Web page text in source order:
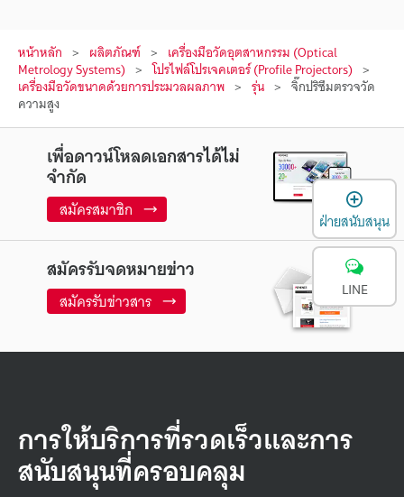
หน้าหลัก ผลิตภัณฑ์ เครื่องมือวัดอุตสาหกรรม (Optical
Metrology Systems) โปรไฟล์โปรเจคเตอร์ (Profile Projectors)
เครื่องมือวัดขนาดด้วยการประมวลผลภาพ รุ่น จิ๊กปริซึมตรวจวัด
ความสูง
เพื่อดาวน์โหลดเอกสารได้ไม่
จำกัด
สมัครสมาชิก
สมัครรับจดหมายข่าว
สมัครรับข่าวสาร
การให้บริการที่รวดเร็วและการ
สนับสนุนที่ครอบคลุม
ฝ่ายสนับสนุน
LINE